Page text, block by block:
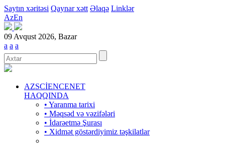
Saytın xəritəsi Qaynar xətt Əlaqə Linklər
AzEn
09 Avqust 2026, Bazar
a a a
AZSCİENCENET
HAQQINDA
• Yaranma tarixi
• Məqsəd və vəzifələri
• İdarəetmə Şurası
• Xidmət göstərdiyimiz təşkilatlar